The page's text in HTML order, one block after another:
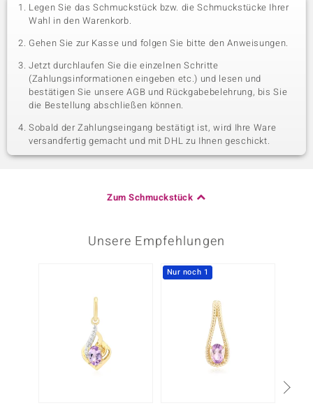
Legen Sie das Schmuckstück bzw. die Schmuckstücke Ihrer
Wahl in den Warenkorb.
Gehen Sie zur Kasse und folgen Sie bitte den Anweisungen.
Jetzt durchlaufen Sie die einzelnen Schritte
(Zahlungsinformationen eingeben etc.) und lesen und
bestätigen Sie unsere AGB und Rückgabebelehrung, bis Sie
die Bestellung abschließen können.
Sobald der Zahlungseingang bestätigt ist, wird Ihre Ware
versandfertig gemacht und mit DHL zu Ihnen geschickt.
Zum Schmuckstück
Unsere Empfehlungen
Nur noch 1